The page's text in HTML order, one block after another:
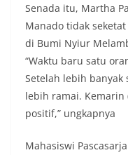
Senada itu, Martha
Manado tidak
di Bumi Nyiur
“Waktu baru satu
Setelah lebih banyak
lebih ramai. Kemarin
positif,” ungkapnya
Mahasiswi